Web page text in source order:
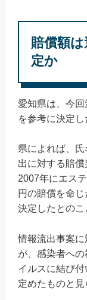
賠償額
定か
愛知県は、今
を参考に決定し
県によれば、
出に対する賠
2007年にエス
円の賠償を命
決定したとのこ
情報流出事案
が、感染者へ
イルスに結び
定めたものと見